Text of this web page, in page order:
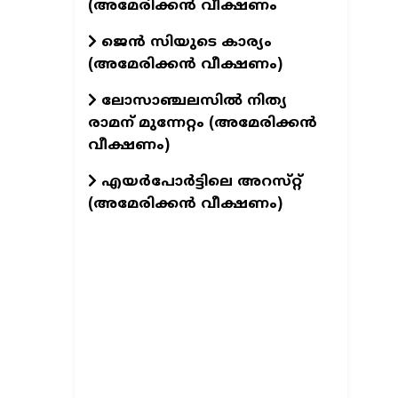
(അമേരിക്കൻ വീക്ഷണം
ജെൻ സിയുടെ കാര്യം
(അമേരിക്കൻ വീക്ഷണം)
ലോസാഞ്ചലസിൽ നിത്യ
രാമന് മുന്നേറ്റം (അമേരിക്കൻ
വീക്ഷണം)
എയർപോർട്ടിലെ അറസ്‌റ്റ്
(അമേരിക്കൻ വീക്ഷണം)